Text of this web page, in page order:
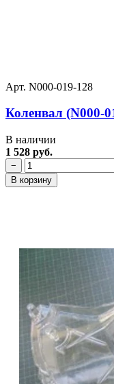
Арт. N000-019-128
Коленвал (N000-
В наличии
1 528 руб.
−
В корзину